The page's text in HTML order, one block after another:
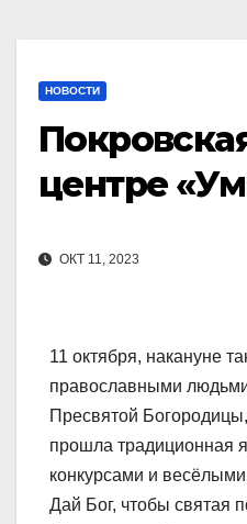
НОВОСТИ
центре
ОКТ 11, 2023
11 октября, накануне
православными
Пресвятой
прошла традиционная
конкурсами и
Дай Бог, чтобы святая